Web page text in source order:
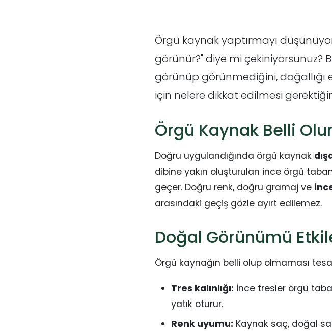
Örgü kaynak yaptırmayı
görünür?" diye mi çekiniyorsunuz?
görünüp görünmediğini, doğallığı
için nelere dikkat edilmesi
Örgü Kaynak Belli
Doğru uygulandığında örgü kaynak
dibine yakın oluşturulan ince örgü
geçer. Doğru renk, doğru gramaj ve
arasındaki geçiş gözle ayırt edilemez.
Doğal Görünümü
Örgü kaynağın belli olup olmaması
Tres kalınlığı: İnce tresler örgü
yatık oturur.
Renk uyumu: Kaynak saç, doğal